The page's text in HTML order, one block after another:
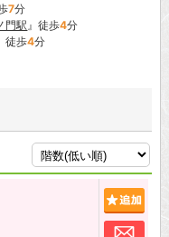
7分
門駅 』徒歩4分
徒歩4分
お